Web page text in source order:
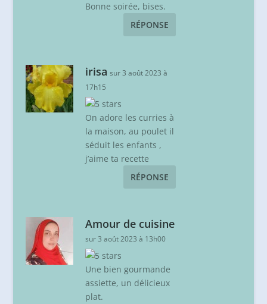
Bonne soirée, bises.
RÉPONSE
irisa sur 3 août 2023 à
17h15
On adore les curries à
la maison, au poulet il
séduit les enfants ,
j’aime ta recette
RÉPONSE
Amour de cuisine
sur 3 août 2023 à 13h00
Une bien gourmande
assiette, un délicieux
plat.